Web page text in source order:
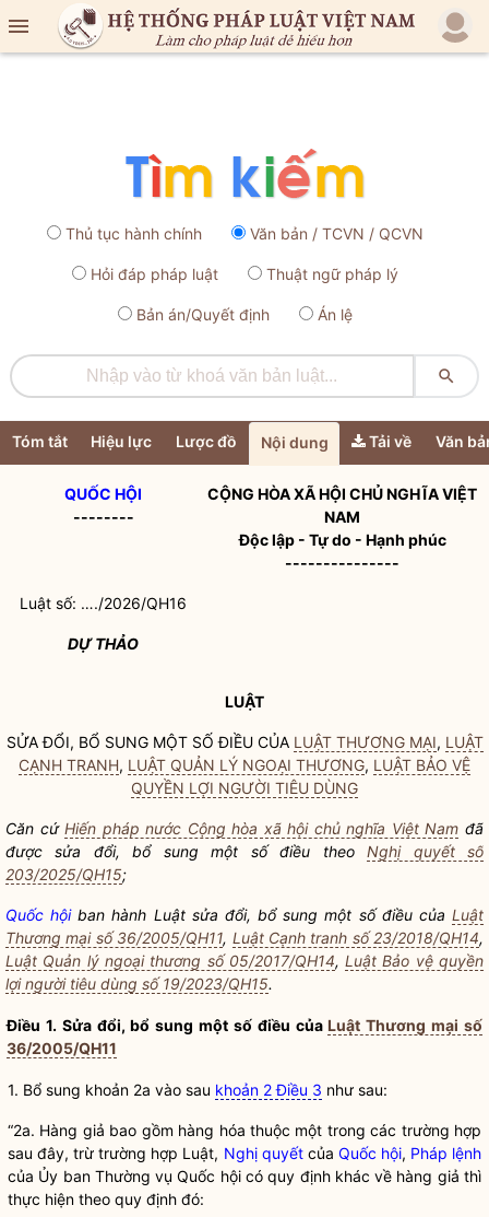

Thủ tục hành chính Văn bản / TCVN / QCVN
Hỏi đáp pháp luật Thuật ngữ pháp lý
Bản án/Quyết định Án lệ

Tóm tắt Hiệu lực Lược đồ Nội dung Tải về Văn
QUỐC HỘI
--------
CỘNG HÒA XÃ HỘI CHỦ NGHĨA VIỆT
NAM
Độc lập - Tự do - Hạnh phúc
---------------
Luật số: …./2026/QH16
DỰ THẢO
LUẬT
SỬA ĐỔI, BỔ SUNG MỘT SỐ ĐIỀU CỦA LUẬT THƯƠNG MẠI, LUẬT
CẠNH TRANH, LUẬT QUẢN LÝ NGOẠI THƯƠNG, LUẬT BẢO VỆ
QUYỀN LỢI NGƯỜI TIÊU DÙNG
Căn cứHiến pháp nước Cộng hòa xã hội chủ nghĩa Việt Nam đã
được sửa đổi, bổ sung một số điều theoNghị quyết số
203/2025/QH15;
Quốc hộiban hành Luật sửa đổi, bổ sung một số điều củaLuật
Thương mại số 36/2005/QH11, Luật Cạnh tranh số 23/2018/QH14,
Luật Quản lý ngoại thương số 05/2017/QH14,Luật Bảo vệ quyền
lợi người tiêu dùng số 19/2023/QH15.
Điều 1. Sửa đổi, bổ sung một số điều củaLuật Thương mại số
36/2005/QH11
1. Bổ sung khoản 2a vào sau khoản 2 Điều 3 như sau:
“2a. Hàng giả bao gồm hàng hóa thuộc một trong các trường hợp
sau đây, trừ trường hợp Luật, Nghị quyếtcủa Quốc hội, Pháp lệnh
của Ủy ban Thường vụQuốc hộicó quy định khác về hàng giả thì
thực hiện theo quy định đó: